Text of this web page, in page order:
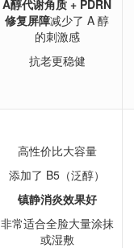
A醇代谢角质 + PDRN
修复屏障减少了 A 醇
的刺激感
抗老更稳健
高性价比大容量
添加了 B5（泛醇）
镇静消炎效果好
非常适合全脸大量涂抹
或湿敷